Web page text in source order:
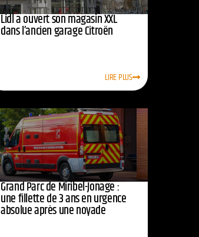
Lidl a ouvert son magasin XXL
dans l’ancien garage Citroën
LIRE PLUS
Grand Parc de Miribel-Jonage :
une fillette de 3 ans en urgence
absolue après une noyade